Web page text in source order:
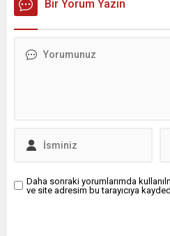
Bir Yorum Yazın
Daha sonraki yorumlarımda
ve site adresim bu tarayıcıya